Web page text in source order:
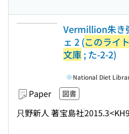
Vermillion朱き
ェ 2 (このライ
文庫; た-2-2)
Paper 図書
只野新人 著宝島社2015.3
National Diet